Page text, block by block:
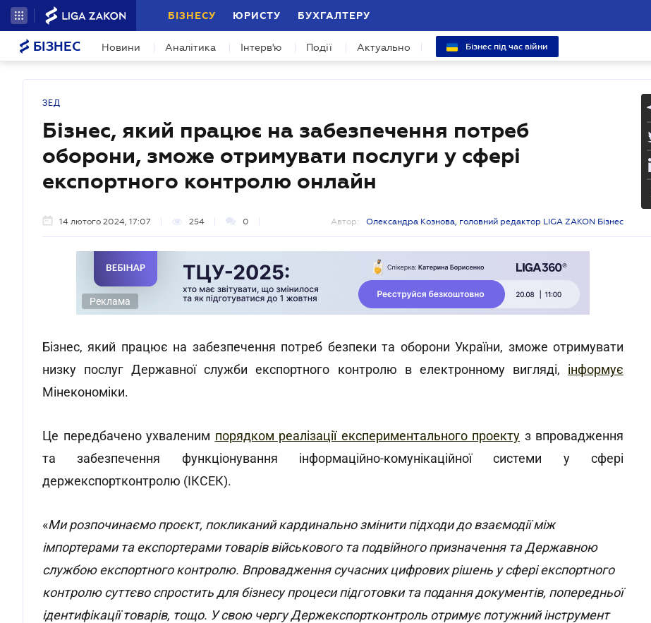
БІЗНЕСУ ЮРИСТУ БУХГАЛТЕРУ
БІЗНЕС Новини Аналітика Інтерв'ю Події Актуально Бізнес під час війни
ЗЕД
Бізнес, який працює на забезпечення потреб
оборони, зможе отримувати послуги у сфері
експортного контролю онлайн
14 лютого 2024, 17:07 254 0 Автор: Олександра Кознова, головний редактор LIGA ZAKON Бізнес
Реклама
Бізнес, який працює на забезпечення потреб безпеки та оборони України, зможе отримувати
низку послуг Державної служби експортного контролю в електронному вигляді, інформує
Мінекономіки.
Це передбачено ухваленим порядком реалізації експериментального проекту з впровадження
та забезпечення функціонування інформаційно-комунікаційної системи у сфері
держекспортконтролю (ІКСЕК).
«Ми розпочинаємо проєкт, покликаний кардинально змінити підходи до взаємодії між
імпортерами та експортерами товарів військового та подвійного призначення та Державною
службою експортного контролю. Впровадження сучасних цифрових рішень у сфері експортного
контролю суттєво спростить для бізнесу процеси підготовки та подання документів, попередньої
ідентифікації товарів, тощо. У свою чергу Держекспортконтроль отримує потужний інструмент